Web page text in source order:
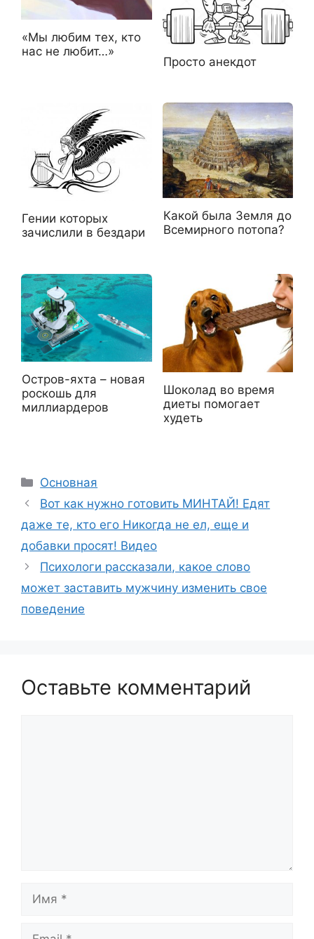
«Мы любим тех, кто
нас не любит…»
Просто анекдот
Гении которых
зачислили в бездари
Какой была Земля до
Всемирного потопа?
Остров-яхта – новая
роскошь для
миллиардеров
Шоколад во время
диеты помогает
худеть
Рубрики
Основная
Вот как нужно готовить МИНТАЙ! Едят
даже те, кто его Никогда не ел, еще и
добавки просят! Видео
Психологи рассказали, какое слово
может заставить мужчину изменить свое
поведение
Оставьте комментарий
Имя
Email